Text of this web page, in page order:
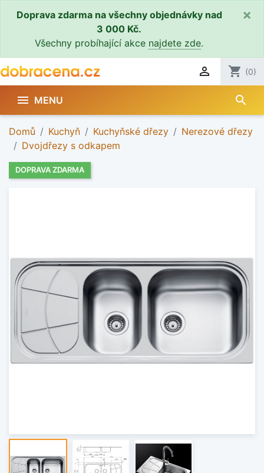
Doprava zdarma na všechny objednávky nad
3 000 Kč.
Všechny probíhající akce najdete zde.
×
 shopping_cart (0)
 MENU search
Domů Kuchyň Kuchyňské dřezy
Nerezové dřezy
Dvojdřezy s odkapem
DOPRAVA ZDARMA